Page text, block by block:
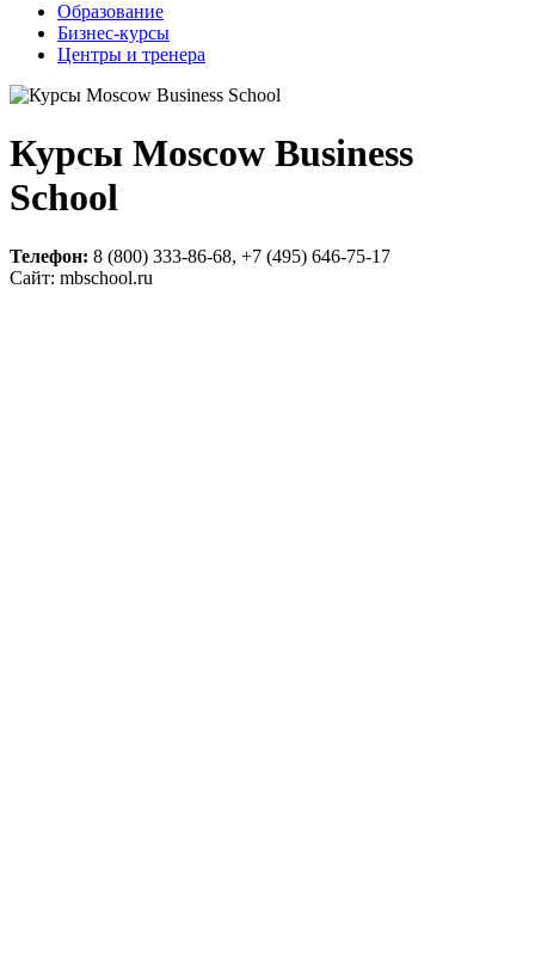
Образование
Бизнес-курсы
Центры и тренера
Курсы Moscow Business
School
Телефон: 8 (800) 333-86-68, +7 (495) 646-75-17
Сайт: mbschool.ru